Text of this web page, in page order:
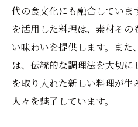
代の食文化にも融合していま
を活用した料理は、素材そ
い味わいを提供します。また
は、伝統的な調理法を大切
を取り入れた新しい料理が生
人々を魅了しています。